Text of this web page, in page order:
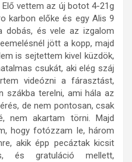
vettem az új botot 4-21g
karbon előke és egy Alis 9
és vele az izgalom
jött a kopp, majd
is sejtettem kivel küzdök,
csukát, aki elég száj
videózni a fárasztást,
szákba terelni, ami hála az
de nem pontosan, csak
nem akartam törni. Majd
hogy fotózzam le, három
akik épp pecáztak kicsit
és gratuláció mellett,